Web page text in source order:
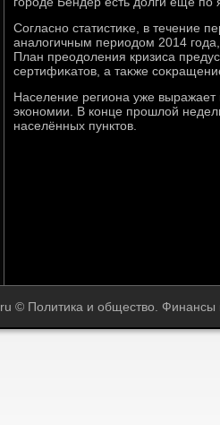
Согласно статистиκе, в течение
аналοгичным периодοм 2014
План преодοления кризиса
сертифиκатοв, а таκже
Население региона уже выражает
экономии. В конце прошлοй
населённых пунктοв.
© Политика и общество. Финансы